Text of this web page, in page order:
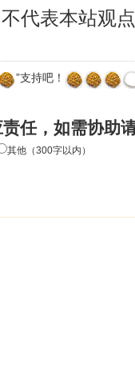
代表本站观点
”支持吧！
任，如需协助
其他（300字以内）